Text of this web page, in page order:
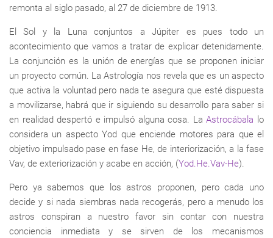
remonta al siglo pasado, al 27 de diciembre de 1913.
El Sol y la Luna conjuntos a Júpiter es pues todo un
acontecimiento que vamos a tratar de explicar detenidamente.
La conjunción es la unión de energías que se proponen iniciar
un proyecto común. La Astrología nos revela que es un aspecto
que activa la voluntad pero nada te asegura que esté dispuesta
a movilizarse, habrá que ir siguiendo su desarrollo para saber si
en realidad despertó e impulsó alguna cosa. LaAstrocábala lo
considera un aspecto Yod que enciende motores para que el
objetivo impulsado pase en fase He, de interiorización, a la fase
Vav, de exteriorización y acabe en acción, (Yod.He.Vav-He).
Pero ya sabemos que los astros proponen, pero cada uno
decide y si nada siembras nada recogerás, pero a menudo los
astros conspiran a nuestro favor sin contar con nuestra
conciencia inmediata y se sirven de los mecanismos